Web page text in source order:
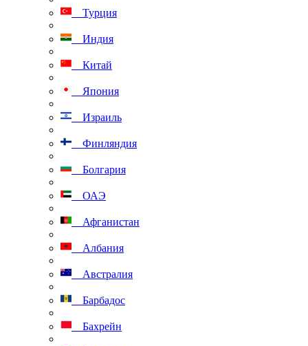
Турция
Индия
Китай
Япония
Израиль
Финляндия
Болгария
ОАЭ
Афганистан
Албания
Австралия
Барбадос
Бахрейн